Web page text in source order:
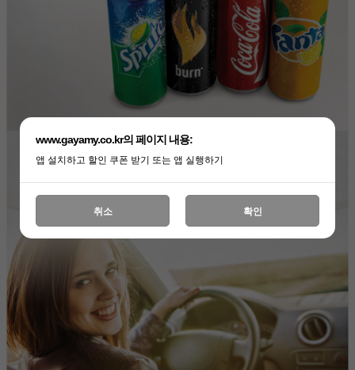
www.gayamy.co.kr의 페이지 내용:
앱 설치하고 할인 쿠폰 받기 또는 앱 실행하기
취소 확인